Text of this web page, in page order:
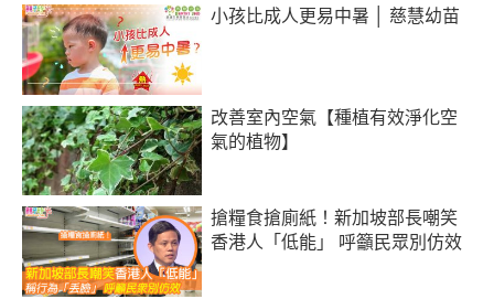
小孩比成人更易中暑 │ 慈慧幼苗
改善室內空氣【種植有效淨化空
氣的植物】
搶糧食搶廁紙！新加坡部長嘲笑
香港人「低能」 呼籲民眾別仿效